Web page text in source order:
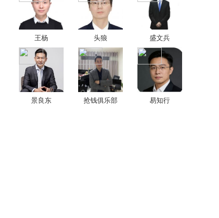
王杨 头狼 盛文兵
景良东 抢钱俱乐部 易知行